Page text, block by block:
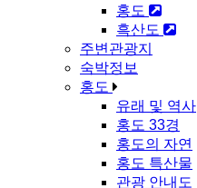
홍도
흑산도
주변관광지
숙박정보
홍도
유래 및 역사
홍도 33경
홍도의 자연
홍도 특산물
관광 안내도